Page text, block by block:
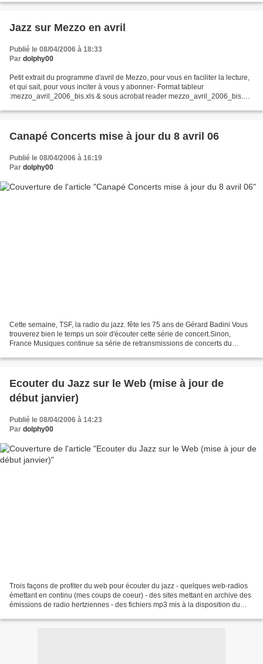
Jazz sur Mezzo en avril
Publié le 08/04/2006 à 18:33
Par dolphy00
Petit extrait du programme d'avril de Mezzo, pour vous en faciliter la lecture,
et qui sait, pour vous inciter à vous y abonner- Format tableur
:mezzo_avril_2006_bis.xls & sous acrobat reader mezzo_avril_2006_bis.pdf
Canapé Concerts mise à jour du 8 avril 06
Publié le 08/04/2006 à 16:19
Par dolphy00
Cette semaine, TSF, la radio du jazz. fête les 75 ans de Gérard Badini Vous
trouverez bien le temps un soir d'écouter cette série de concert.Sinon,
France Musiques continue sa série de retransmissions de concerts du
Ecouter du Jazz sur le Web (mise à jour de
début janvier)
Publié le 08/04/2006 à 14:23
Par dolphy00
Trois façons de profiter du web pour écouter du jazz - quelques web-radios
émettant en continu (mes coups de coeur) - des sites mettant en archive des
émissions de radio hertziennes - des fichiers mp3 mis à la disposition du